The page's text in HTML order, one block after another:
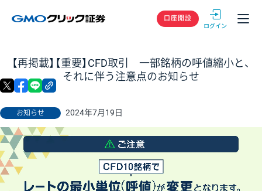
GMOクリック
口座開設
【再掲載】【重要】CFD取引 一部銘柄の呼値縮小と、
それに伴う注意点のお知らせ
お知らせ 2024年7月19日
X facebook